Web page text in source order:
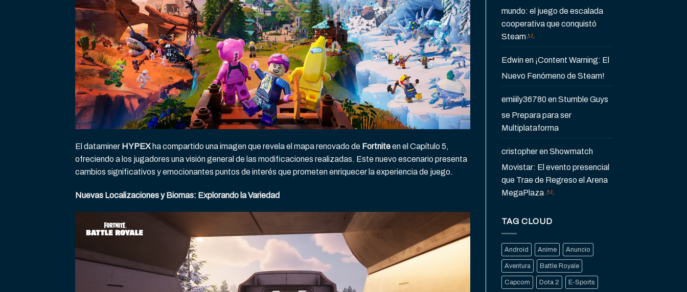
El dataminer HYPEX ha compartido una imagen que revela el mapa renovado de Fortniteen el Capítulo 5,
ofreciendo a los jugadores una visión general de las modificaciones realizadas. Este nuevo escenario presenta
cambios significativos y emocionantes puntos de interés que prometen enriquecer la experiencia de juego.
Nuevas Localizaciones y Biomas: Explorando la Variedad
mundo: el juego de escalada
cooperativa que conquistó
Steam
Edwinen ¡Content Warning: El
Nuevo Fenómeno de Steam!
emiiily36780enStumble Guys
se Prepara para ser
Multiplataforma
cristopherenShowmatch
Movistar: El evento presencial
que Trae de Regreso el Arena
MegaPlaza
TAG CLOUD
Android Anime Anuncio
Aventura Battle Royale
Capcom Dota 2 E-Sports